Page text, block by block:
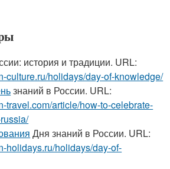
история и традиции. URL:
culture.ru/holidays/day-of-knowledge/
знаний в России. URL:
travel.com/article/how-to-celebrate-
Дня знаний в России. URL:
holidays.ru/holidays/day-of-